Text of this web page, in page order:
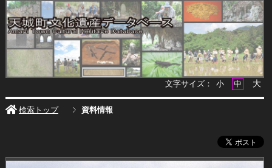
文字サイズ： 小 中 大
検索トップ 資料情報